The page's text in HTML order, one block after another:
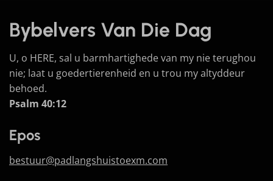
Bybelvers Van Die Dag
U, o HERE, sal u barmhartighede van my nie terughou
nie; laat u goedertierenheid en u trou my altyddeur
behoed.
Psalm 40:12
Epos
bestuur@padlangshuistoexm.com